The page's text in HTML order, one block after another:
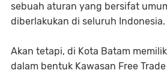
sebuah aturan yang bersifat
diberlakukan di seluruh Indonesia.
Akan tetapi, di Kota Batam
dalam bentuk Kawasan Free